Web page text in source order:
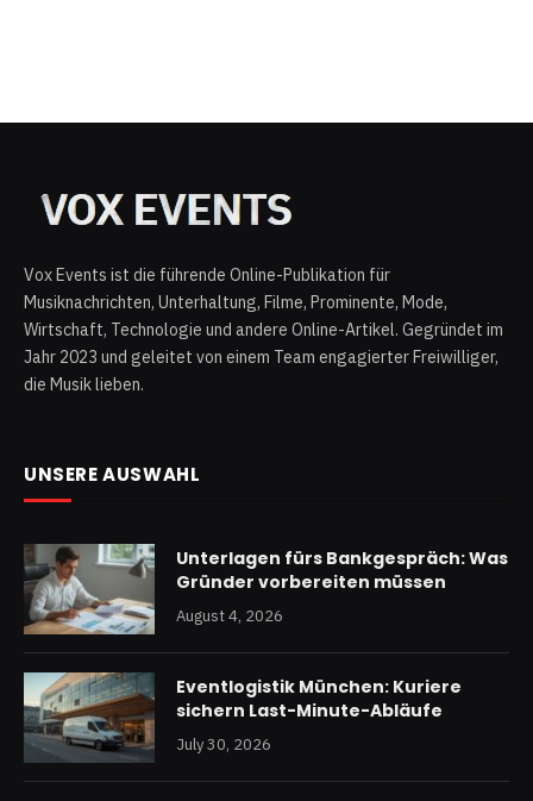
Vox Events ist die führende Online-Publikation für
Musiknachrichten, Unterhaltung, Filme, Prominente, Mode,
Wirtschaft, Technologie und andere Online-Artikel. Gegründet im
Jahr 2023 und geleitet von einem Team engagierter Freiwilliger,
die Musik lieben.
UNSERE AUSWAHL
Unterlagen fürs Bankgespräch: Was
Gründer vorbereiten müssen
August 4, 2026
Eventlogistik München: Kuriere
sichern Last-Minute-Abläufe
July 30, 2026